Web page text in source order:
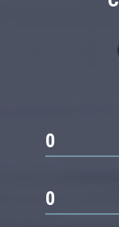
0
0